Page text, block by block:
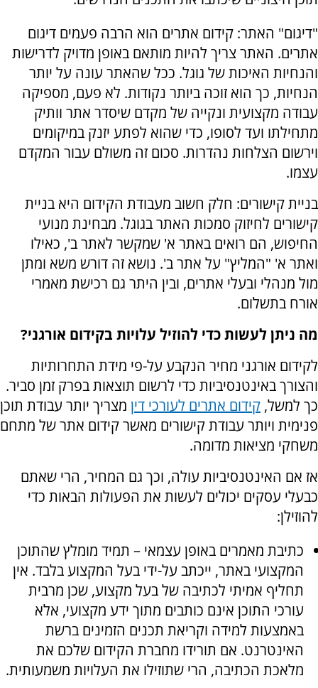
"דיגום" האתר: קידום אתרים הוא הרבה פעמים דיגום
אתרים. האתר צריך להיות מותאם באופן מדויק לדרישות
והנחיות האיכות של גוגל. ככל שהאתר עונה על יותר
הנחיות, כך הוא זוכה ביותר נקודות. לא פעם, מספיקה
עבודה מקצועית ונקייה של מקדם שיסדר אתר וותיק
מתחילתו ועד לסופו, כדי שהוא לפתע יזנק במיקומים
וירשום הצלחות נהדרות. סכום זה משולם עבור המקדם
עצמו.
בניית קישורים: חלק חשוב מעבודת הקידום היא בניית
קישורים לחיזוק סמכות האתר בגוגל. מבחינת מנועי
החיפוש, הם רואים באתר א' שמקשר לאתר ב', כאילו
ואתר א' "המליץ" על אתר ב'. נושא זה דורש משא ומתן
מול מנהלי ובעלי אתרים, ובין היתר גם רכישת מאמרי
אורח בתשלום.
מה ניתן לעשות כדי להוזיל עלויות בקידום אורגני?
לקידום אורגני מחיר הנקבע על-פי מידת התחרותיות
והצורך באינטנסיביות כדי לרשום תוצאות בפרק זמן סביר.
כך למשל, קידום אתרים לעורכי דין מצריך יותר עבודת תוכן
פנימית ויותר עבודת קישורים מאשר קידום אתר של מתחם
משחקי מציאות מדומה.
אז אם האינטנסיביות עולה, וכך גם המחיר, הרי שאתם
כבעלי עסקים יכולים לעשות את הפעולות הבאות כדי
להוזילן:
כתיבת מאמרים באופן עצמאי – תמיד מומלץ שהתוכן
המקצועי באתר, ייכתב על-ידי בעל המקצוע בלבד. אין
תחליף אמיתי לכתיבה של בעל מקצוע, שכן מרבית
עורכי התוכן אינם כותבים מתוך ידע מקצועי, אלא
באמצעות למידה וקריאת תכנים הזמינים ברשת
האינטרנט. אם תורידו מחברת הקידום שלכם את
מלאכת הכתיבה, הרי שתוזילו את העלויות משמעותית.